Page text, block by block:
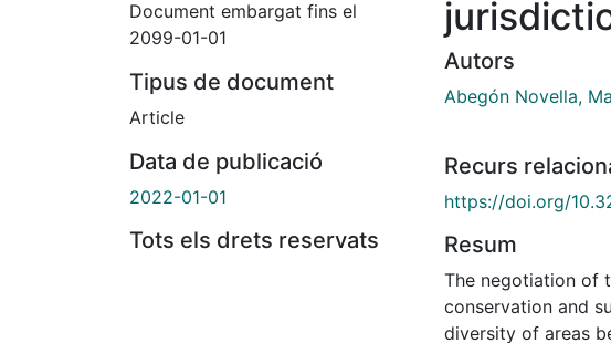
Document embargat fins el
2099-01-01
Tipus de document
Article
Data de publicació
2022-01-01
Tots els drets reservats
Autors
Abegón Novella,
Recurs
https://doi.org/
Resum
The negotiation of
conservation and
diversity of areas